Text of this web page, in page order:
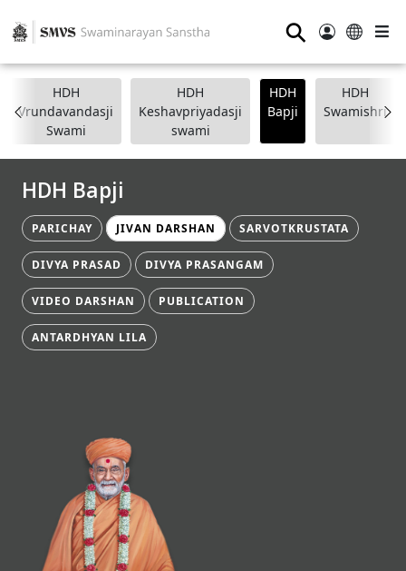
⚲
HDH
Vrundavandasji
Swami
HDH
Keshavpriyadasji
swami
HDH
Bapji
HDH
Swamishri
HDH Bapji
PARICHAY JIVAN DARSHAN SARVOTKRUSTATA
DIVYA PRASAD DIVYA PRASANGAM
VIDEO DARSHAN PUBLICATION
ANTARDHYAN LILA